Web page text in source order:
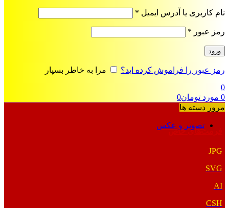
نام کاربری یا آدرس ایمیل *
رمز عبور *
ورود
رمز عبور را فراموش کرده اید؟
مرا به خاطر بسپار
0
0 مورد تومان0
مرور دسته ها
تصویر و عکس
فرمت‌های خاص
JPG
SVG
AI
CSH